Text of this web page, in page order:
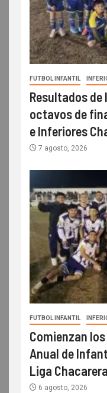
FUTBOL INFANTIL
Resultados
octavos de
e Inferiores
7 agosto, 2026
FUTBOL INFANTIL
Comienzan
Anual de
Liga Chacarera
6 agosto, 2026